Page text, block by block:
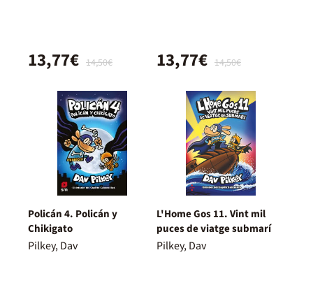
14,50€
13,77€ 14,50€
13,77€
Policán 4. Policán y
Chikigato
Pilkey, Dav
L'Home Gos 11. Vint mil
puces de viatge submarí
Pilkey, Dav